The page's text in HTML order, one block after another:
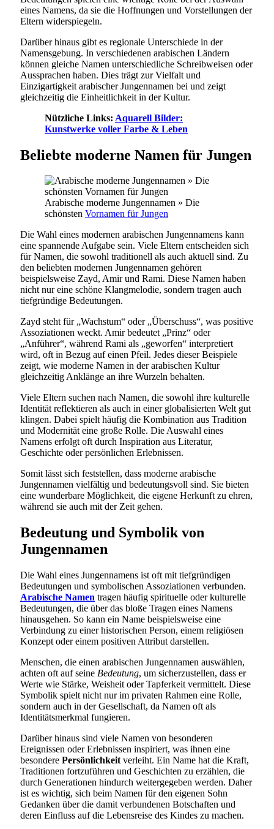
eines Namens, da sie die Hoffnungen und Vorstellungen der
Eltern widerspiegeln.
Darüber hinaus gibt es regionale Unterschiede in der
Namensgebung. In verschiedenen arabischen Ländern
können gleiche Namen unterschiedliche Schreibweisen oder
Aussprachen haben. Dies trägt zur Vielfalt und
Einzigartigkeit arabischer Jungennamen bei und zeigt
gleichzeitig die Einheitlichkeit in der Kultur.
Nützliche Links: Aquarell Bilder:
Kunstwerke voller Farbe & Leben
Beliebte moderne Namen für Jungen
Arabische moderne Jungennamen » Die
schönsten Vornamen für Jungen
Die Wahl eines modernen arabischen Jungennamens kann
eine spannende Aufgabe sein. Viele Eltern entscheiden sich
für Namen, die sowohl traditionell als auch aktuell sind. Zu
den beliebten modernen Jungennamen gehören
beispielsweise Zayd, Amir und Rami. Diese Namen haben
nicht nur eine schöne Klangmelodie, sondern tragen auch
tiefgründige Bedeutungen.
Zayd steht für „Wachstum“ oder „Überschuss“, was positive
Assoziationen weckt. Amir bedeutet „Prinz“ oder
„Anführer“, während Rami als „geworfen“ interpretiert
wird, oft in Bezug auf einen Pfeil. Jedes dieser Beispiele
zeigt, wie moderne Namen in der arabischen Kultur
gleichzeitig Anklänge an ihre Wurzeln behalten.
Viele Eltern suchen nach Namen, die sowohl ihre kulturelle
Identität reflektieren als auch in einer globalisierten Welt gut
klingen. Dabei spielt häufig die Kombination aus Tradition
und Modernität eine große Rolle. Die Auswahl eines
Namens erfolgt oft durch Inspiration aus Literatur,
Geschichte oder persönlichen Erlebnissen.
Somit lässt sich feststellen, dass moderne arabische
Jungennamen vielfältig und bedeutungsvoll sind. Sie bieten
eine wunderbare Möglichkeit, die eigene Herkunft zu ehren,
während sie auch mit der Zeit gehen.
Bedeutung und Symbolik von
Jungennamen
Die Wahl eines Jungennamens ist oft mit tiefgründigen
Bedeutungen und symbolischen Assoziationen verbunden.
Arabische Namen tragen häufig spirituelle oder kulturelle
Bedeutungen, die über das bloße Tragen eines Namens
hinausgehen. So kann ein Name beispielsweise eine
Verbindung zu einer historischen Person, einem religiösen
Konzept oder einem positiven Attribut darstellen.
Menschen, die einen arabischen Jungennamen auswählen,
achten oft auf seine Bedeutung, um sicherzustellen, dass er
Werte wie Stärke, Weisheit oder Tapferkeit vermittelt. Diese
Symbolik spielt nicht nur im privaten Rahmen eine Rolle,
sondern auch in der Gesellschaft, da Namen oft als
Identitätsmerkmal fungieren.
Darüber hinaus sind viele Namen von besonderen
Ereignissen oder Erlebnissen inspiriert, was ihnen eine
besondere Persönlichkeit verleiht. Ein Name hat die Kraft,
Traditionen fortzuführen und Geschichten zu erzählen, die
durch Generationen hindurch weitergegeben werden. Daher
ist es wichtig, sich beim Namen für den eigenen Sohn
Gedanken über die damit verbundenen Botschaften und
deren Einfluss auf die Lebensreise des Kindes zu machen.